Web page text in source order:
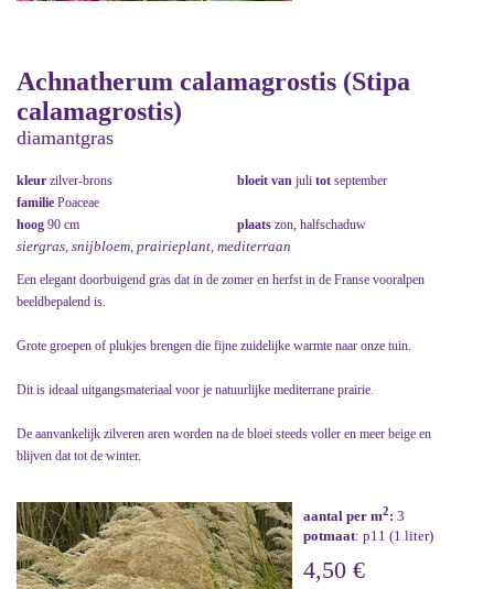
Achnatherum calamagrostis (Stipa
calamagrostis)
diamantgras
kleur zilver-brons bloeit van juli tot september
familie Poaceae
hoog 90 cm plaats zon, halfschaduw
siergras, snijbloem, prairieplant, mediterraan
Een elegant doorbuigend gras dat in de zomer en herfst in de Franse vooralpen
beeldbepalend is.
Grote groepen of plukjes brengen die fijne zuidelijke warmte naar onze tuin.
Dit is ideaal uitgangsmateriaal voor je natuurlijke mediterrane prairie.
De aanvankelijk zilveren aren worden na de bloei steeds voller en meer beige en
blijven dat tot de winter.
aantal per m2: 3
potmaat: p11 (1 liter)
4,50 €